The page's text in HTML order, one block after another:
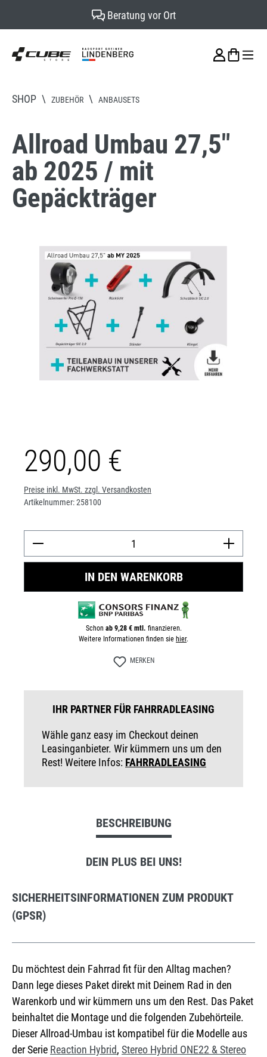
Beratung vor Ort
SHOP \ ZUBEHÖR \ ANBAUSETS
Allroad Umbau 27,5"
ab 2025 / mit
Gepäckträger
Bildergalerie überspringen
290,00 €
Preise inkl. MwSt. zzgl. Versandkosten
Artikelnummer:258100
IN DEN WARENKORB
Schon ab 9,28 € mtl. finanzieren.
Weitere Informationen finden sie hier.
MERKEN
IHR PARTNER FÜR FAHRRADLEASING
Wähle ganz easy im Checkout deinen
Leasinganbieter. Wir kümmern uns um den
Rest! Weitere Infos: FAHRRADLEASING
BESCHREIBUNG
DEIN PLUS BEI UNS!
SICHERHEITSINFORMATIONEN ZUM PRODUKT
(GPSR)
Du möchtest dein Fahrrad fit für den Alltag machen?
Dann lege dieses Paket direkt mit Deinem Rad in den
Warenkorb und wir kümmern uns um den Rest. Das Paket
beinhaltet die Montage und die folgenden Zubehörteile.
Dieser Allroad-Umbau ist kompatibel für die Modelle aus
der Serie Reaction Hybrid, Stereo Hybrid ONE22 & Stereo